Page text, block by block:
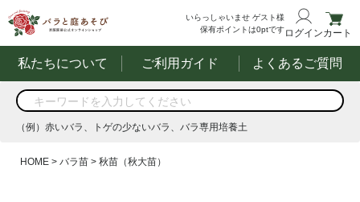
いらっしゃいませ ゲスト様
保有ポイントは0ptですログインカート
私たちについて ご利用ガイド よくあるご質問
商品を検索
する
（例）赤いバラ、トゲの少ないバラ、バラ専用培養土
（例）赤いバラ、トゲの少ないバラ、バラ専用培養土
HOME バラ苗 秋苗（秋大苗）